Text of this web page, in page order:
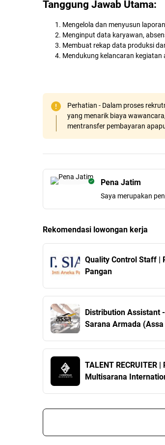
Tanggung Jawab Utama:
Mengelola dan menyusun
Menginput data karyawan,
Membuat rekap data produksi
Mendukung kelancaran
Perhatian - Dalam proses
yang menarik biaya
mentransfer pembayaran
Pena Jatim
Saya merupakan
Rekomendasi lowongan kerja
Quality Control Staff |
Pangan
Distribution Assistant
Sarana Armada (Assa
TALENT RECRUITER
Multisarana